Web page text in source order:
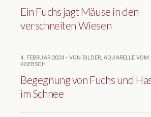
Ein Fuchs jagt Mäuse in den
verschneiten Wiesen
4. FEBRUAR 2024 • VON BILDER, AQUARELLE
KOEBSCH
Begegnung von Fuchs und
im Schnee